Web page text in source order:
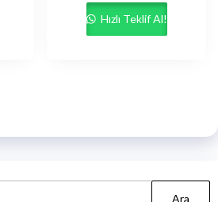
Hızlı Teklif Al!